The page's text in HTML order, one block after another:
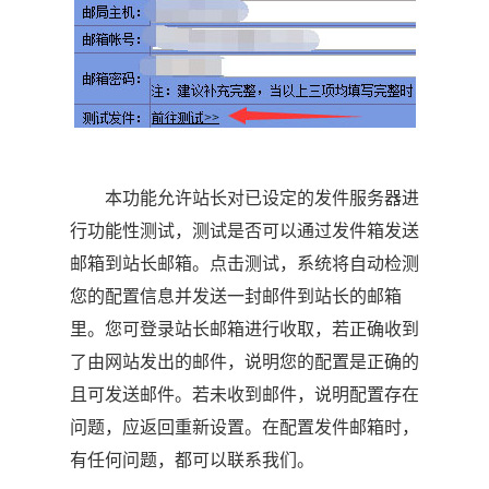
本功能允许站长对已设定的发件服务器进
行功能性测试，测试是否可以通过发件箱发送
邮箱到站长邮箱。点击测试，系统将自动检测
您的配置信息并发送一封邮件到站长的邮箱
里。您可登录站长邮箱进行收取，若正确收到
了由网站发出的邮件，说明您的配置是正确的
且可发送邮件。若未收到邮件，说明配置存在
问题，应返回重新设置。在配置发件邮箱时，
有任何问题，都可以联系我们。